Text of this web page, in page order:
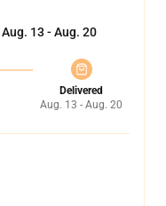
Aug. 13 - Aug. 20
Delivered
Aug. 13 - Aug. 20